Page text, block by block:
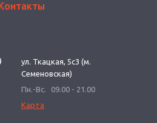
Контакты
ул. Ткацкая, 5с3 (м.
Семеновская)
Пн.-Вс.
09.00 - 21.00
Карта